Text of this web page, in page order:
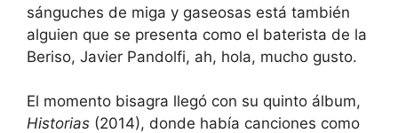
sánguches de miga y gaseosas está también
alguien que se presenta como el baterista de la
Beriso, Javier Pandolfi, ah, hola, mucho gusto.
El momento bisagra llegó con su quinto álbum,
Historias (2014), donde había canciones como